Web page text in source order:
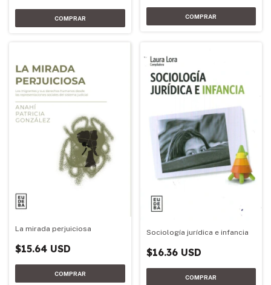
La mirada perjuiciosa
$15.64 USD
Sociología jurídica e infancia
$16.36 USD